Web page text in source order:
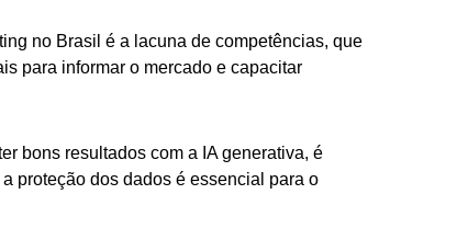
no Brasil é a lacuna de competências, que
para informar o mercado e capacitar
bons resultados com a IA generativa, é
proteção dos dados é essencial para o